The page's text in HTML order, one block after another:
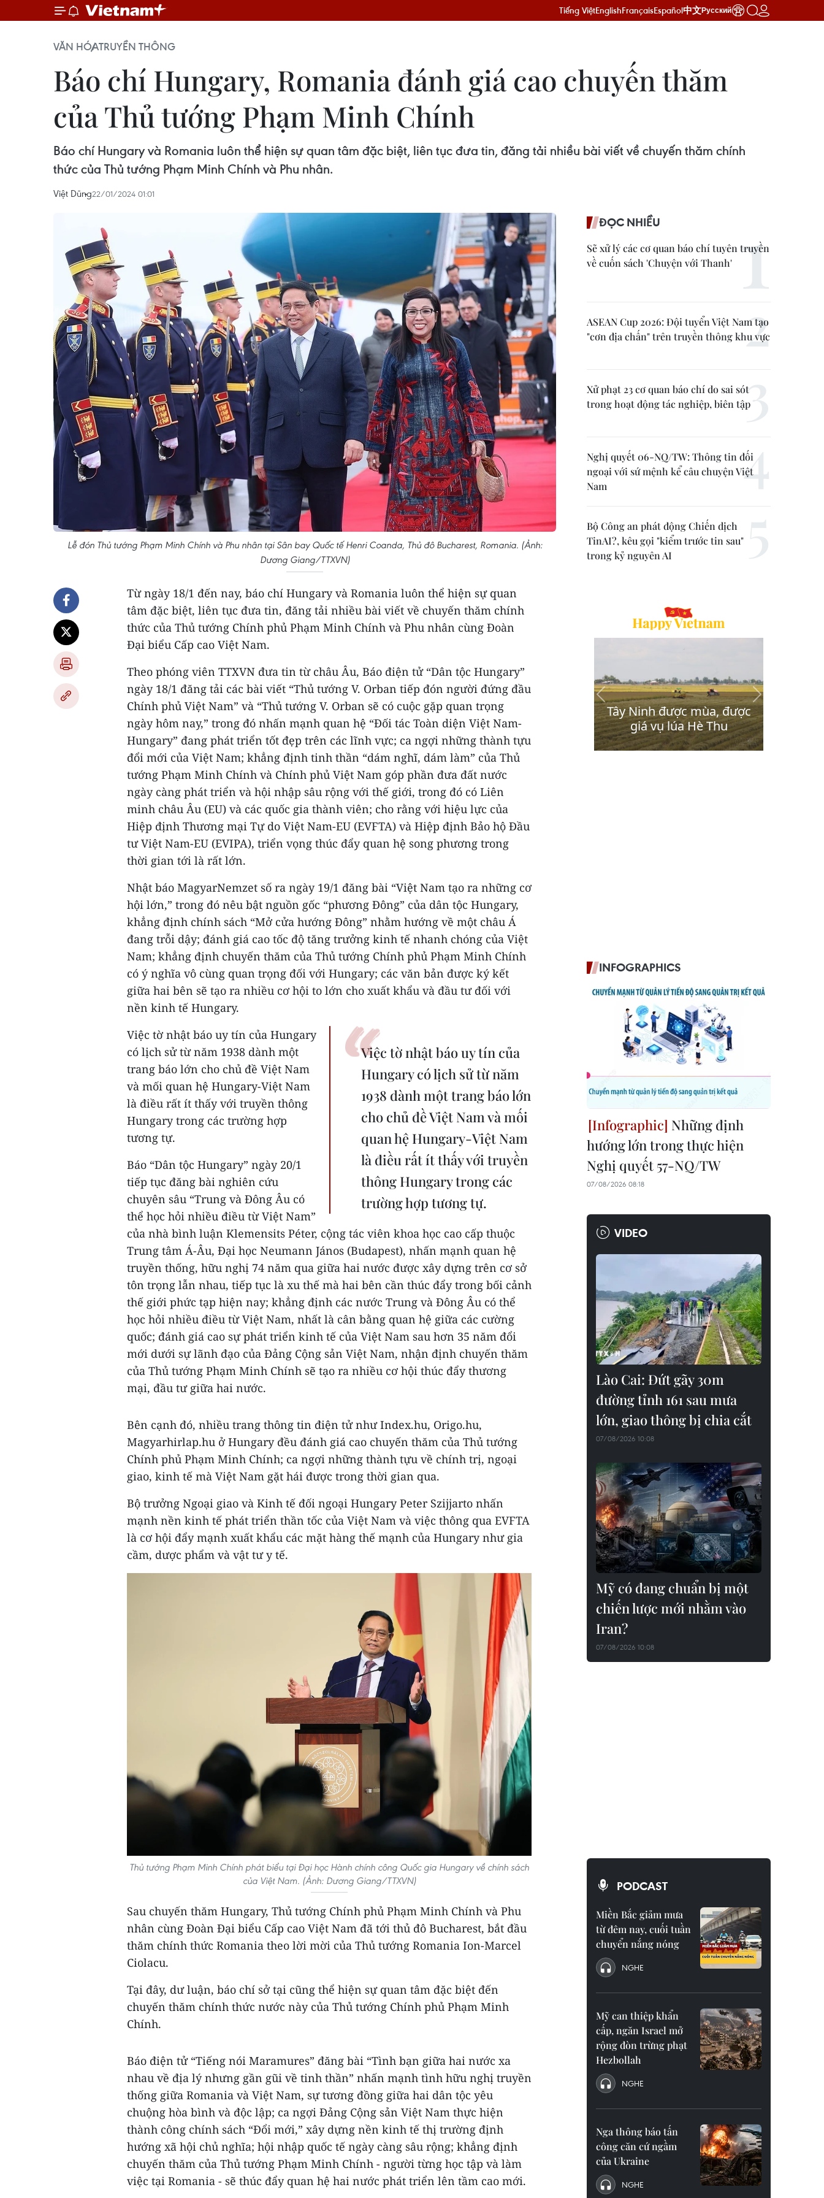
Tiếng ViệtEnglishFrançaisEspañol中文Русский
VĂN HÓATRUYỀN THÔNG
Báo chí Hungary, Romania đánh giá cao chuyến thăm
của Thủ tướng Phạm Minh Chính
Báo chí Hungary và Romania luôn thể hiện sự quan tâm đặc biệt, liên tục đưa tin, đăng tải nhiều bài viết về chuyến thăm chính
thức của Thủ tướng Phạm Minh Chính và Phu nhân.
Việt Dũng22/01/2024 01:01
Lễ đón Thủ tướng Phạm Minh Chính và Phu nhân tại Sân bay Quốc tế Henri Coanda, Thủ đô Bucharest, Romania. (Ảnh:
Dương Giang/TTXVN)
Từ ngày 18/1 đến nay, báo chí Hungary và Romania luôn thể hiện sự quan
tâm đặc biệt, liên tục đưa tin, đăng tải nhiều bài viết về chuyến thăm chính
thức của Thủ tướng Chính phủ Phạm Minh Chính và Phu nhân cùng Đoàn
Đại biểu Cấp cao Việt Nam.
Theo phóng viên TTXVN đưa tin từ châu Âu, Báo điện tử “Dân tộc Hungary”
ngày 18/1 đăng tải các bài viết “Thủ tướng V. Orban tiếp đón người đứng đầu
Chính phủ Việt Nam” và “Thủ tướng V. Orban sẽ có cuộc gặp quan trọng
ngày hôm nay,” trong đó nhấn mạnh quan hệ “Đối tác Toàn diện Việt Nam-
Hungary” đang phát triển tốt đẹp trên các lĩnh vực; ca ngợi những thành tựu
đổi mới của Việt Nam; khẳng định tinh thần “dám nghĩ, dám làm” của Thủ
tướng Phạm Minh Chính và Chính phủ Việt Nam góp phần đưa đất nước
ngày càng phát triển và hội nhập sâu rộng với thế giới, trong đó có Liên
minh châu Âu (EU) và các quốc gia thành viên; cho rằng với hiệu lực của
Hiệp định Thương mại Tự do Việt Nam-EU (EVFTA) và Hiệp định Bảo hộ Đầu
tư Việt Nam-EU (EVIPA), triển vọng thúc đẩy quan hệ song phương trong
thời gian tới là rất lớn.
Nhật báo MagyarNemzet số ra ngày 19/1 đăng bài “Việt Nam tạo ra những cơ
hội lớn,” trong đó nêu bật nguồn gốc “phương Đông” của dân tộc Hungary,
khẳng định chính sách “Mở cửa hướng Đông” nhằm hướng về một châu Á
đang trỗi dậy; đánh giá cao tốc độ tăng trưởng kinh tế nhanh chóng của Việt
Nam; khẳng định chuyến thăm của Thủ tướng Chính phủ Phạm Minh Chính
có ý nghĩa vô cùng quan trọng đối với Hungary; các văn bản được ký kết
giữa hai bên sẽ tạo ra nhiều cơ hội to lớn cho xuất khẩu và đầu tư đối với
nền kinh tế Hungary.
Việc tờ nhật báo uy tín của
Hungary có lịch sử từ năm
1938 dành một trang báo lớn
cho chủ đề Việt Nam và mối
quan hệ Hungary-Việt Nam
là điều rất ít thấy với truyền
thông Hungary trong các
trường hợp tương tự.
Việc tờ nhật báo uy tín của Hungary
có lịch sử từ năm 1938 dành một
trang báo lớn cho chủ đề Việt Nam
và mối quan hệ Hungary-Việt Nam
là điều rất ít thấy với truyền thông
Hungary trong các trường hợp
tương tự.
Báo “Dân tộc Hungary” ngày 20/1
tiếp tục đăng bài nghiên cứu
chuyên sâu “Trung và Đông Âu có
thể học hỏi nhiều điều từ Việt Nam”
của nhà bình luận Klemensits Péter, cộng tác viên khoa học cao cấp thuộc
Trung tâm Á-Âu, Đại học Neumann János (Budapest), nhấn mạnh quan hệ
truyền thống, hữu nghị 74 năm qua giữa hai nước được xây dựng trên cơ sở
tôn trọng lẫn nhau, tiếp tục là xu thế mà hai bên cần thúc đẩy trong bối cảnh
thế giới phức tạp hiện nay; khẳng định các nước Trung và Đông Âu có thể
học hỏi nhiều điều từ Việt Nam, nhất là cân bằng quan hệ giữa các cường
quốc; đánh giá cao sự phát triển kinh tế của Việt Nam sau hơn 35 năm đổi
mới dưới sự lãnh đạo của Đảng Cộng sản Việt Nam, nhận định chuyến thăm
của Thủ tướng Phạm Minh Chính sẽ tạo ra nhiều cơ hội thúc đẩy thương
mại, đầu tư giữa hai nước.
Bên cạnh đó, nhiều trang thông tin điện tử như Index.hu, Origo.hu,
Magyarhirlap.hu ở Hungary đều đánh giá cao chuyến thăm của Thủ tướng
Chính phủ Phạm Minh Chính; ca ngợi những thành tựu về chính trị, ngoại
giao, kinh tế mà Việt Nam gặt hái được trong thời gian qua.
Bộ trưởng Ngoại giao và Kinh tế đối ngoại Hungary Peter Szijjarto nhấn
mạnh nền kinh tế phát triển thần tốc của Việt Nam và việc thông qua EVFTA
là cơ hội đẩy mạnh xuất khẩu các mặt hàng thế mạnh của Hungary như gia
cầm, dược phẩm và vật tư y tế.
Thủ tướng Phạm Minh Chính phát biểu tại Đại học Hành chính công Quốc gia Hungary về chính sách
của Việt Nam. (Ảnh: Dương Giang/TTXVN)
Sau chuyến thăm Hungary, Thủ tướng Chính phủ Phạm Minh Chính và Phu
nhân cùng Đoàn Đại biểu Cấp cao Việt Nam đã tới thủ đô Bucharest, bắt đầu
thăm chính thức Romania theo lời mời của Thủ tướng Romania Ion-Marcel
Ciolacu.
Tại đây, dư luận, báo chí sở tại cũng thể hiện sự quan tâm đặc biệt đến
chuyến thăm chính thức nước này của Thủ tướng Chính phủ Phạm Minh
Chính.
Báo điện tử “Tiếng nói Maramures” đăng bài “Tình bạn giữa hai nước xa
nhau về địa lý nhưng gần gũi về tinh thần” nhấn mạnh tình hữu nghị truyền
thống giữa Romania và Việt Nam, sự tương đồng giữa hai dân tộc yêu
chuộng hòa bình và độc lập; ca ngợi Đảng Cộng sản Việt Nam thực hiện
thành công chính sách “Đổi mới,” xây dựng nền kinh tế thị trường định
hướng xã hội chủ nghĩa; hội nhập quốc tế ngày càng sâu rộng; khẳng định
chuyến thăm của Thủ tướng Phạm Minh Chính - người từng học tập và làm
việc tại Romania - sẽ thúc đẩy quan hệ hai nước phát triển lên tầm cao mới.
ĐỌC NHIỀU
Sẽ xử lý các cơ quan báo chí tuyên truyền
về cuốn sách 'Chuyện với Thanh'
ASEAN Cup 2026: Đội tuyển Việt Nam tạo
"cơn địa chấn" trên truyền thông khu vực
Xử phạt 23 cơ quan báo chí do sai sót
trong hoạt động tác nghiệp, biên tập
Nghị quyết 06-NQ/TW: Thông tin đối
ngoại với sứ mệnh kể câu chuyện Việt
Nam
Bộ Công an phát động Chiến dịch
TinAI?, kêu gọi "kiểm trước tin sau"
trong kỷ nguyên AI
INFOGRAPHICS
Những định
hướng lớn trong thực hiện
Nghị quyết 57-NQ/TW
07/08/2026 08:18
VIDEO
Lào Cai: Đứt gãy 30m
đường tỉnh 161 sau mưa
lớn, giao thông bị chia cắt
07/08/2026 10:08
Mỹ có đang chuẩn bị một
chiến lược mới nhằm vào
Iran?
07/08/2026 10:08
PODCAST
Miền Bắc giảm mưa
từ đêm nay, cuối tuần
chuyển nắng nóng
NGHE
Mỹ can thiệp khẩn
cấp, ngăn Israel mở
rộng đòn trừng phạt
Hezbollah
NGHE
Nga thông báo tấn
công căn cứ ngầm
của Ukraine
NGHE